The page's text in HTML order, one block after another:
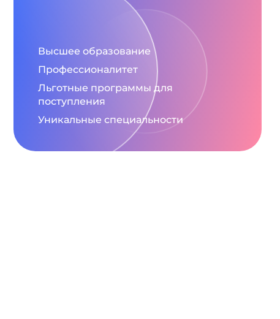
Высшее образование
Профессионалитет
Льготные программы для
поступления
Уникальные специальности